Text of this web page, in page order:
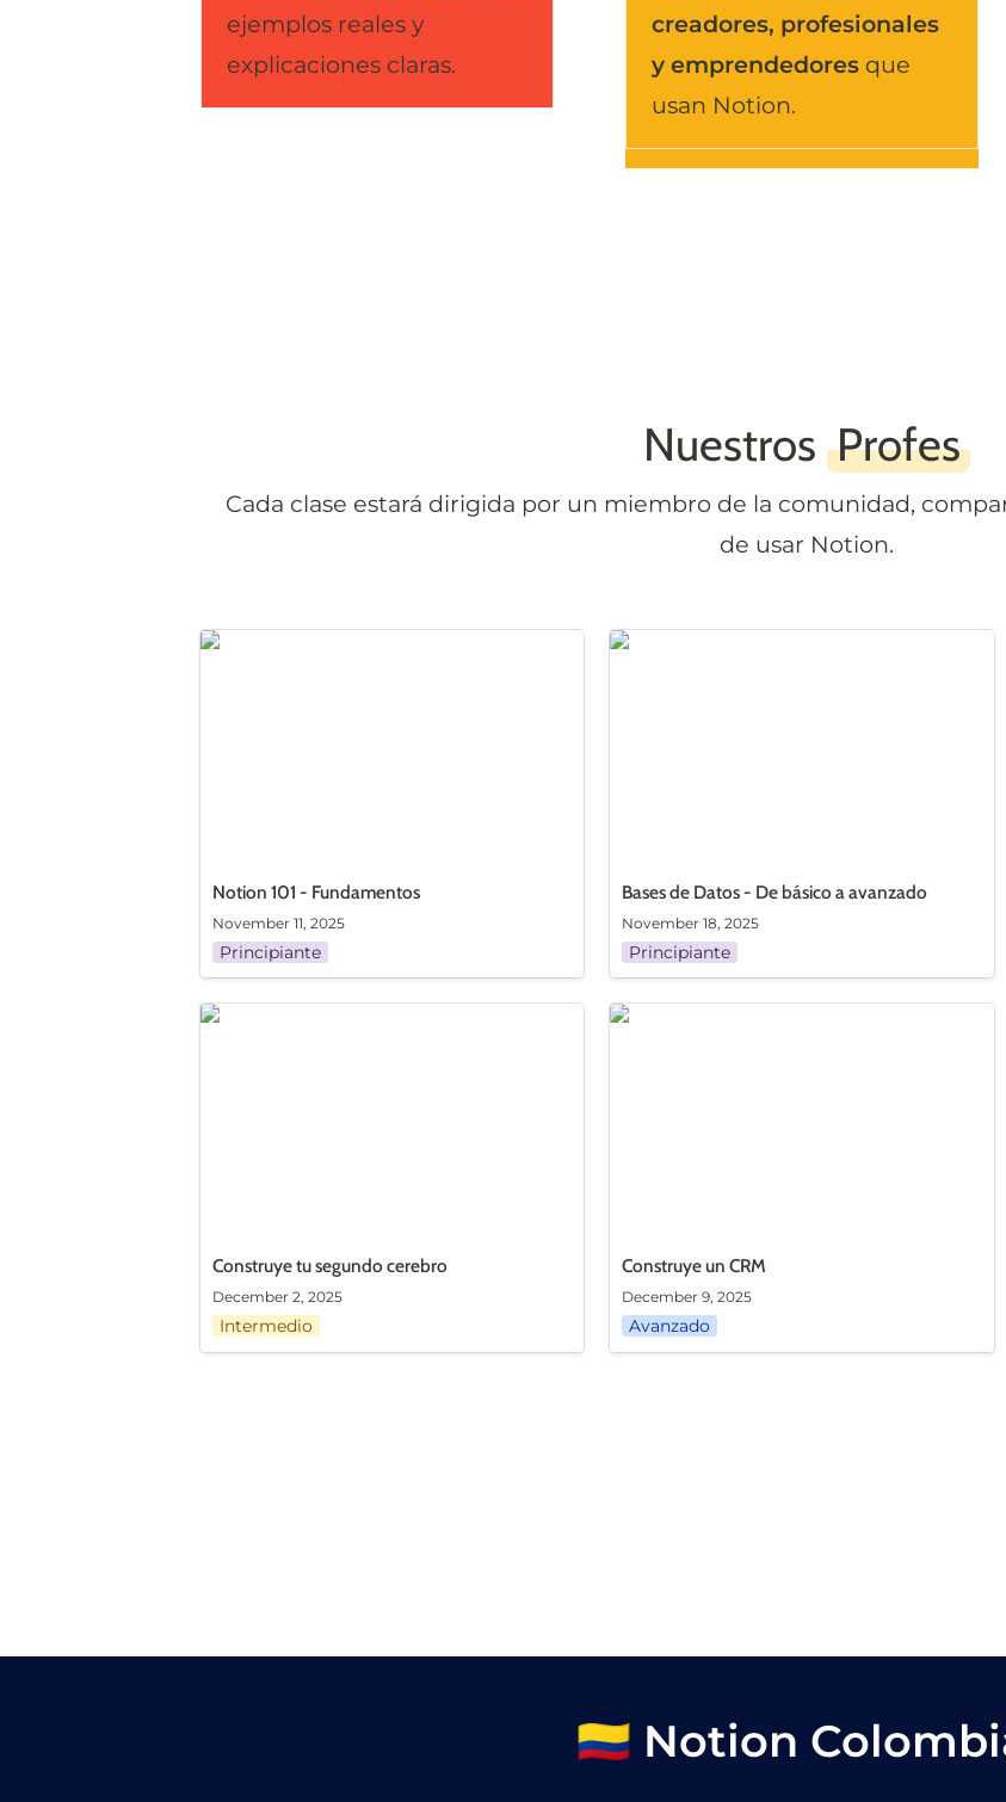
ejemplos reales y
explicaciones claras.
creadores, profesionales
y emprendedores que
usan Notion.
Nuestros Profes
Cada clase estará dirigida por un miembro de la comunidad,
de usar Notion.
Notion 101 - Fundamentos
Notion 101 - Fundamentos
November 11, 2025
Principiante
Bases de Datos - De básico a avanzado
Bases de Datos - De básico a avanzado
November 18, 2025
Principiante
Construye tu segundo cerebro
Construye tu segundo cerebro
December 2, 2025
Intermedio
Construye un CRM
Construye un CRM
December 9, 2025
Avanzado
🇨🇴 Notion